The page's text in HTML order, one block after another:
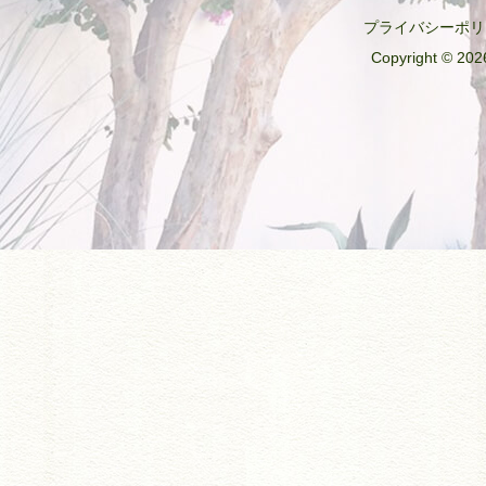
プライバシーポ
Copyright ©